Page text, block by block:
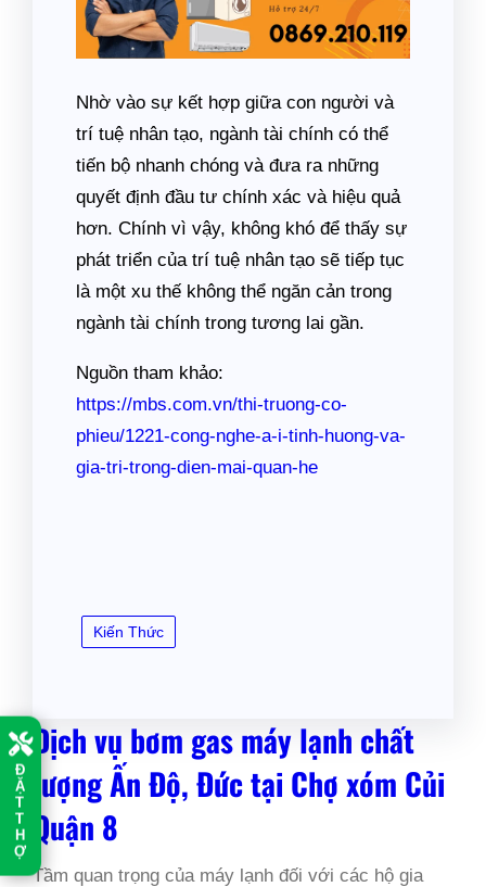
Đ
Ặ
T
T
H
Ợ
Nhờ vào sự kết hợp giữa con người và
trí tuệ nhân tạo, ngành tài chính có thể
tiến bộ nhanh chóng và đưa ra những
quyết định đầu tư chính xác và hiệu quả
hơn. Chính vì vậy, không khó để thấy sự
phát triển của trí tuệ nhân tạo sẽ tiếp tục
là một xu thế không thể ngăn cản trong
ngành tài chính trong tương lai gần.
Nguồn tham khảo:
https://mbs.com.vn/thi-truong-co-
phieu/1221-cong-nghe-a-i-tinh-huong-va-
gia-tri-trong-dien-mai-quan-he
Kiến Thức
Dịch vụ bơm gas máy lạnh chất
lượng Ấn Độ, Đức tại Chợ xóm Củi
Quận 8
Tầm quan trọng của máy lạnh đối với các hộ gia